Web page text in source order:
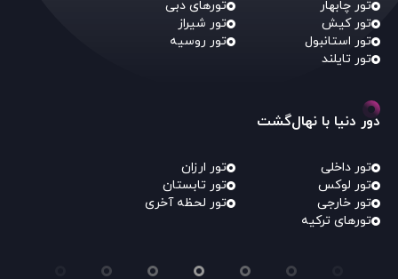
تور چابهار
تورهای دبی
تور کیش
تور شیراز
تور استانبول
تور روسیه
تور تایلند
دور دنیا با نهال‌گشت
تور داخلی
تور ارزان
تور لوکس
تور تابستان
تور خارجی
تور لحظه آخری
تورهای ترکیه